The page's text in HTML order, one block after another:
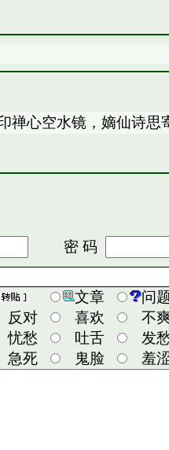
禅心空水镜，嫡仙诗
密 码
文章 问
反对 喜欢 不
忧愁 吐舌 发
急死 鬼脸 羞